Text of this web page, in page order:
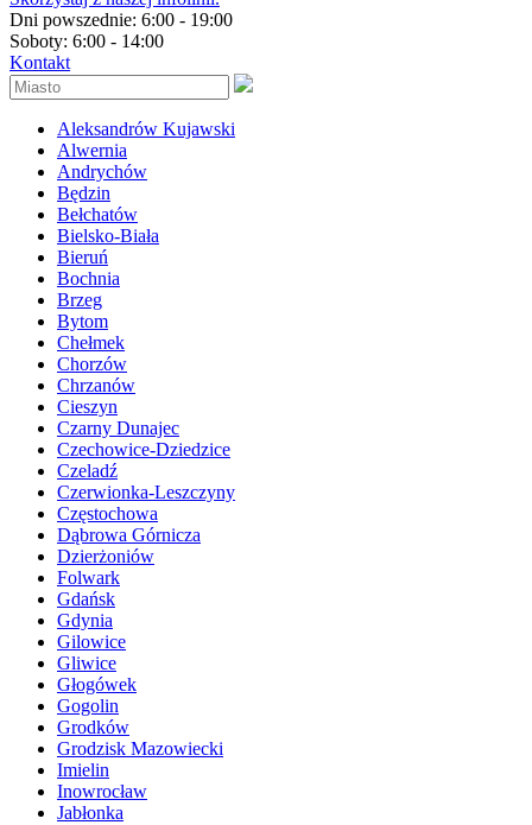
Dni powszednie: 6:00 - 19:00
Soboty: 6:00 - 14:00
Kontakt
Aleksandrów Kujawski
Alwernia
Andrychów
Będzin
Bełchatów
Bielsko-Biała
Bieruń
Bochnia
Brzeg
Bytom
Chełmek
Chorzów
Chrzanów
Cieszyn
Czarny Dunajec
Czechowice-Dziedzice
Czeladź
Czerwionka-Leszczyny
Częstochowa
Dąbrowa Górnicza
Dzierżoniów
Folwark
Gdańsk
Gdynia
Gilowice
Gliwice
Głogówek
Gogolin
Grodków
Grodzisk Mazowiecki
Imielin
Inowrocław
Jabłonka